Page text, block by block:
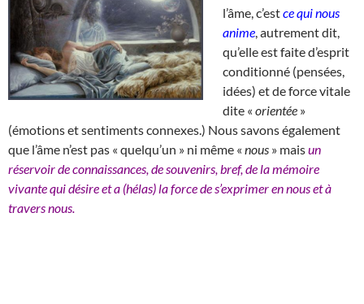
l’âme, c’estce qui nous
anime , autrement dit,
qu’elle est faite d’esprit
conditionné (pensées,
idées) et de force vitale
dite « orientée »
(émotions et sentiments connexes.) Nous savons également
que l’âme n’est pas « quelqu’un » ni même « nous » maisun
réservoir de connaissances, de souvenirs, bref, de la mémoire
vivante qui désire et a (hélas) la force de s’exprimer en nous et à
travers nous.